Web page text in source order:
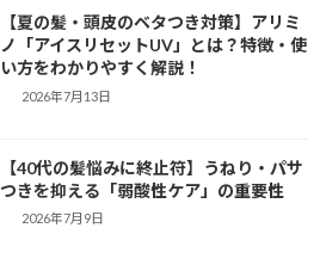
【夏の髪・頭皮のベタつき対策】アリミ
ノ「アイスリセットUV」とは？特徴・使
い方をわかりやすく解説！
2026年7月13日
【40代の髪悩みに終止符】うねり・パサ
つきを抑える「弱酸性ケア」の重要性
2026年7月9日